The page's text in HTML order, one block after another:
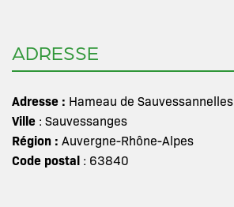
ADRESSE
Adresse : Hameau de Sauvessannelles
Ville : Sauvessanges
Région : Auvergne-Rhône-Alpes
Code postal : 63840